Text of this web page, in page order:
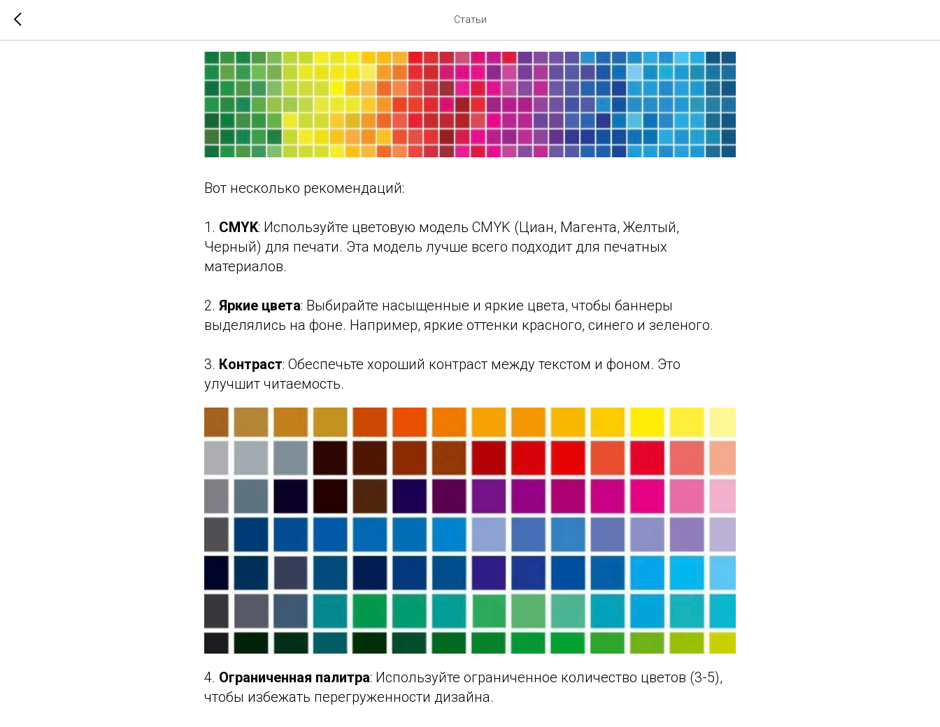
Статьи
Цветовая палитра для печати баннеров.
Вот несколько рекомендаций:
1. CMYK: Используйте цветовую модель CMYK (Циан, Магента, Желтый,
Черный) для печати. Эта модель лучше всего подходит для печатных
материалов.
2. Яркие цвета: Выбирайте насыщенные и яркие цвета, чтобы баннеры
выделялись на фоне. Например, яркие оттенки красного, синего и зеленого.
3. Контраст: Обеспечьте хороший контраст между текстом и фоном. Это
улучшит читаемость.
4. Ограниченная палитра: Используйте ограниченное количество цветов (3-5),
чтобы избежать перегруженности дизайна.